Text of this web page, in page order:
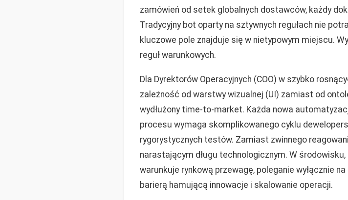
zamówień od setek globalnych dostawców, każdy
Tradycyjny bot oparty na sztywnych regułach nie
kluczowe pole znajduje się w nietypowym miejscu.
reguł warunkowych.
Dla Dyrektorów Operacyjnych (COO) w szybko
zależność od warstwy wizualnej (UI) zamiast od
wydłużony time-to-market. Każda nowa
procesu wymaga skomplikowanego cyklu
rygorystycznych testów. Zamiast zwinnego
narastającym długu technologicznym. W
warunkuje rynkową przewagę, poleganie wyłącznie
barierą hamującą innowacje i skalowanie operacji.